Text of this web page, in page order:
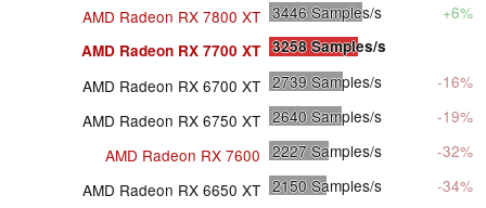
AMD Radeon RX 7800 XT 3446 Samples/s +6%
AMD Radeon RX 7700 XT 3258Samples/s
AMD Radeon RX 6700 XT 2739 Samples/s
-16%
AMD Radeon RX 6750 XT 2640 Samples/s
-19%
AMD Radeon RX 7600 2227 Samples/s
-32%
AMD Radeon RX 6650 XT 2150 Samples/s
-34%